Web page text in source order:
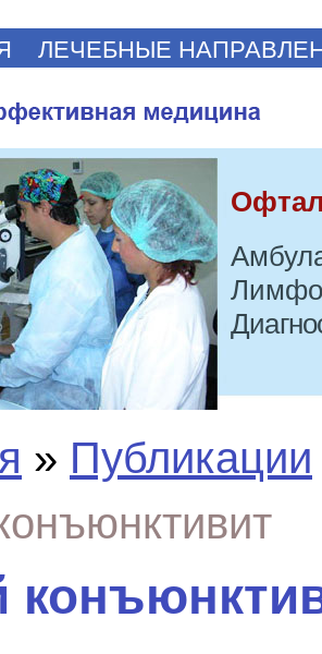
ЛЕЧЕБНЫЕ
» Публикации